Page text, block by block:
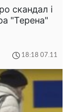
скандал і
"Терена"
18:18 07.11